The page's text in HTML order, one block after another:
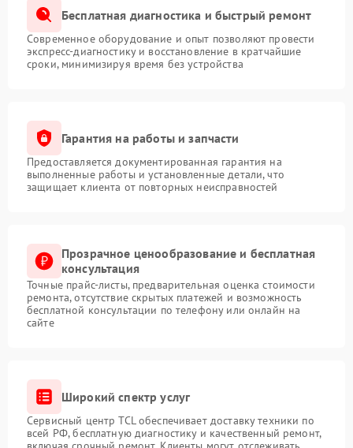
Бесплатная диагностика и быстрый ремонт
Современное оборудование и опыт позволяют провести
экспресс-диагностику и восстановление в кратчайшие
сроки, минимизируя время без устройства
Гарантия на работы и запчасти
Предоставляется документированная гарантия на
выполненные работы и установленные детали, что
защищает клиента от повторных неисправностей
Прозрачное ценообразование и бесплатная
консультация
Точные прайс-листы, предварительная оценка стоимости
ремонта, отсутствие скрытых платежей и возможность
бесплатной консультации по телефону или онлайн на
сайте
Широкий спектр услуг
Сервисный центр TCL обеспечивает доставку техники по
всей РФ, бесплатную диагностику и качественный ремонт,